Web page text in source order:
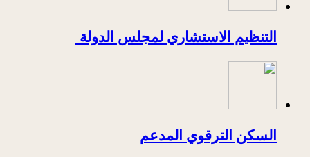
التنظيم الاستشاري لمجلس الدولة
السكن الترقوي المدعم